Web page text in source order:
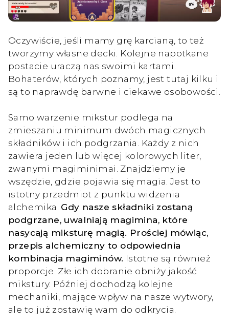
Oczywiście, jeśli mamy grę karcianą, to też
tworzymy własne decki. Kolejne napotkane
postacie uraczą nas swoimi kartami.
Bohaterów, których poznamy, jest tutaj kilku i
są to naprawdę barwne i ciekawe osobowości.
Samo warzenie mikstur podlega na
zmieszaniu minimum dwóch magicznych
składników i ich podgrzania. Każdy z nich
zawiera jeden lub więcej kolorowych liter,
zwanymi magiminimai. Znajdziemy je
wszędzie, gdzie pojawia się magia. Jest to
istotny przedmiot z punktu widzenia
alchemika. Gdy nasze składniki zostaną
podgrzane, uwalniają magimina, które
nasycają miksturę magią. Prościej mówiąc,
przepis alchemiczny to odpowiednia
kombinacja magiminów. Istotne są również
proporcje. Złe ich dobranie obniży jakość
mikstury. Później dochodzą kolejne
mechaniki, mające wpływ na nasze wytwory,
ale to już zostawię wam do odkrycia.